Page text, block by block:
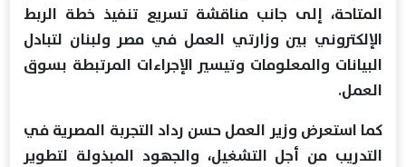
المتاحة، إلى جانب مناقشة تسريع تنفيذ خطة الربط
الإلكتروني بين وزارتي العمل في مصر ولبنان لتبادل
البيانات والمعلومات وتيسير الإجراءات المرتبطة بسوق
العمل.
كما استعرض وزير العمل حسن رداد التجربة المصرية في
التدريب من أجل التشغيل، والجهود المبذولة لتطوير